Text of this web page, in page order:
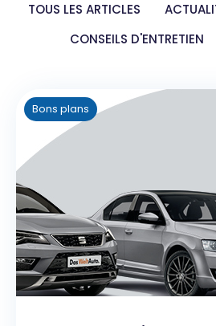
TOUS LES ARTICLES
CONSEILS D'ENTRETIEN
Bons plans